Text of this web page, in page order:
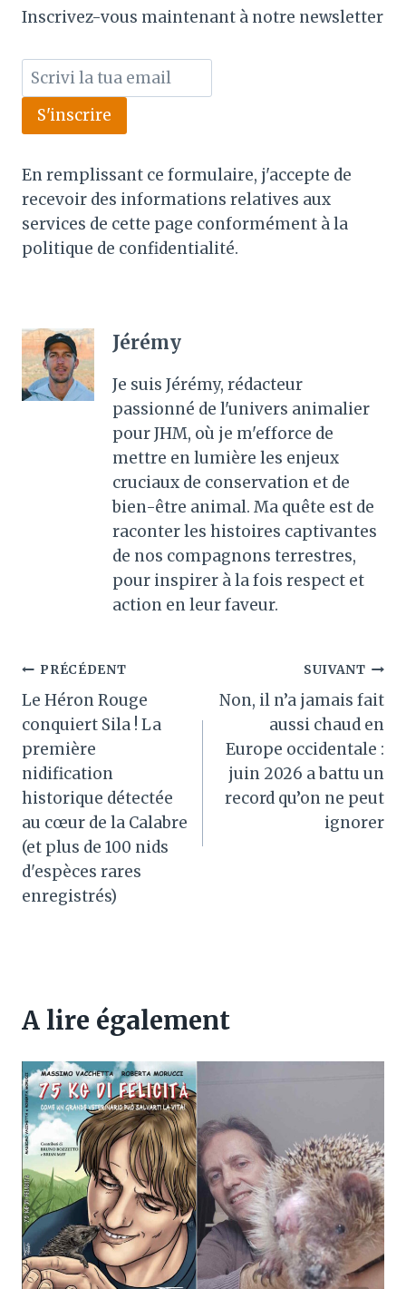
Inscrivez-vous maintenant à notre newsletter
S'inscrire
En remplissant ce formulaire, j'accepte de
recevoir des informations relatives aux
services de cette page conformément à la
politique de confidentialité.
Jérémy
Je suis Jérémy, rédacteur
passionné de l'univers animalier
pour JHM, où je m'efforce de
mettre en lumière les enjeux
cruciaux de conservation et de
bien-être animal. Ma quête est de
raconter les histoires captivantes
de nos compagnons terrestres,
pour inspirer à la fois respect et
action en leur faveur.
Navigation
de
l’article
PRÉCÉDENT
Le Héron Rouge
conquiert Sila ! La
première
nidification
historique détectée
au cœur de la Calabre
(et plus de 100 nids
d'espèces rares
enregistrés)
SUIVANT
Non, il n’a jamais fait
aussi chaud en
Europe occidentale :
juin 2026 a battu un
record qu’on ne peut
ignorer
A lire également